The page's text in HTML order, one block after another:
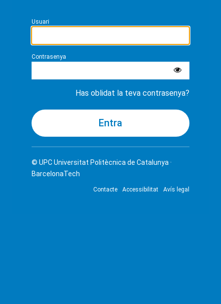
Usuari
Contrasenya
Has oblidat la teva contrasenya?
© UPCUniversitat Politècnica de Catalunya ·
BarcelonaTech
Contacte Accessibilitat Avís legal